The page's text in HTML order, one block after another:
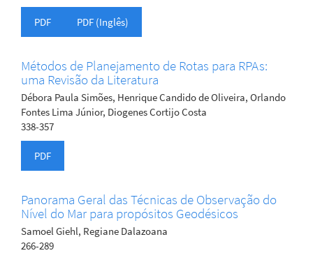
PDF PDF (Inglês)
Métodos de Planejamento de Rotas para RPAs:
uma Revisão da Literatura
Débora Paula Simões, Henrique Candido de Oliveira, Orlando
Fontes Lima Júnior, Diogenes Cortijo Costa
338-357
PDF
Panorama Geral das Técnicas de Observação do
Nível do Mar para propósitos Geodésicos
Samoel Giehl, Regiane Dalazoana
266-289